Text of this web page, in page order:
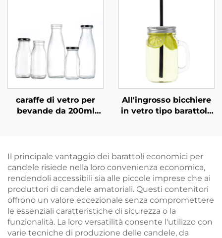
bevande in vetro
caraffe di vetro per
bevande da 200ml
All'ingrosso bicchiere
in vetro tipo barattolo
Il principale vantaggio dei barattoli economici per
candele risiede nella loro convenienza economica,
rendendoli accessibili sia alle piccole imprese che ai
produttori di candele amatoriali. Questi contenitori
offrono un valore eccezionale senza compromettere
le essenziali caratteristiche di sicurezza o la
funzionalità. La loro versatilità consente l'utilizzo con
varie tecniche di produzione delle candele, da